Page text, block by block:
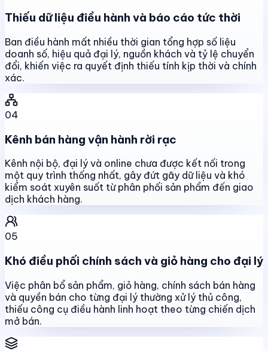
Thiếu dữ liệu điều hành và báo cáo tức thời
Ban điều hành mất nhiều thời gian tổng hợp số liệu
doanh số, hiệu quả đại lý, nguồn khách và tỷ lệ chuyển
đổi, khiến việc ra quyết định thiếu tính kịp thời và chính
xác.
04
Kênh bán hàng vận hành rời rạc
Kênh nội bộ, đại lý và online chưa được kết nối trong
một quy trình thống nhất, gây đứt gãy dữ liệu và khó
kiểm soát xuyên suốt từ phân phối sản phẩm đến giao
dịch khách hàng.
05
Khó điều phối chính sách và giỏ hàng cho đại lý
Việc phân bổ sản phẩm, giỏ hàng, chính sách bán hàng
và quyền bán cho từng đại lý thường xử lý thủ công,
thiếu công cụ điều hành linh hoạt theo từng chiến dịch
mở bán.